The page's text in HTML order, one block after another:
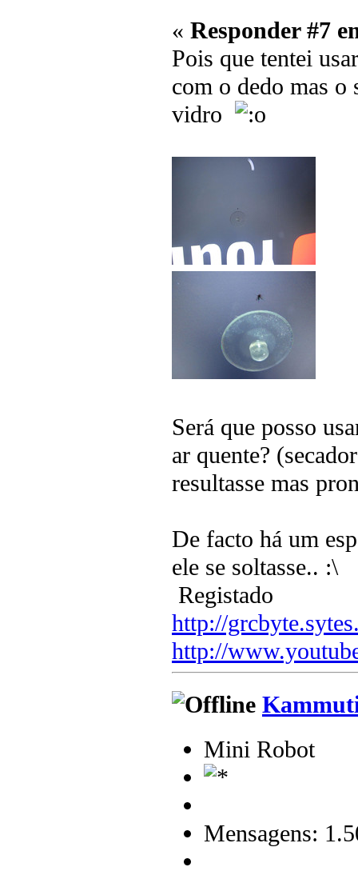
« Responder #7
Pois que tentei
com o dedo mas o
vidro
Será que posso
ar quente?
resultasse mas
De facto há um
ele se soltasse.. :\
Registado
http://
http://
Mini Robot
Mensagens: